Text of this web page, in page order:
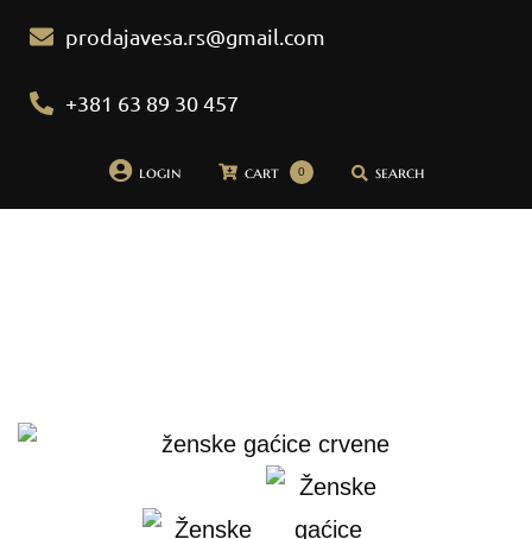
prodajavesa.rs@gmail.com
+381 63 89 30 457
login 0
cart search
Bebi dol pidžame